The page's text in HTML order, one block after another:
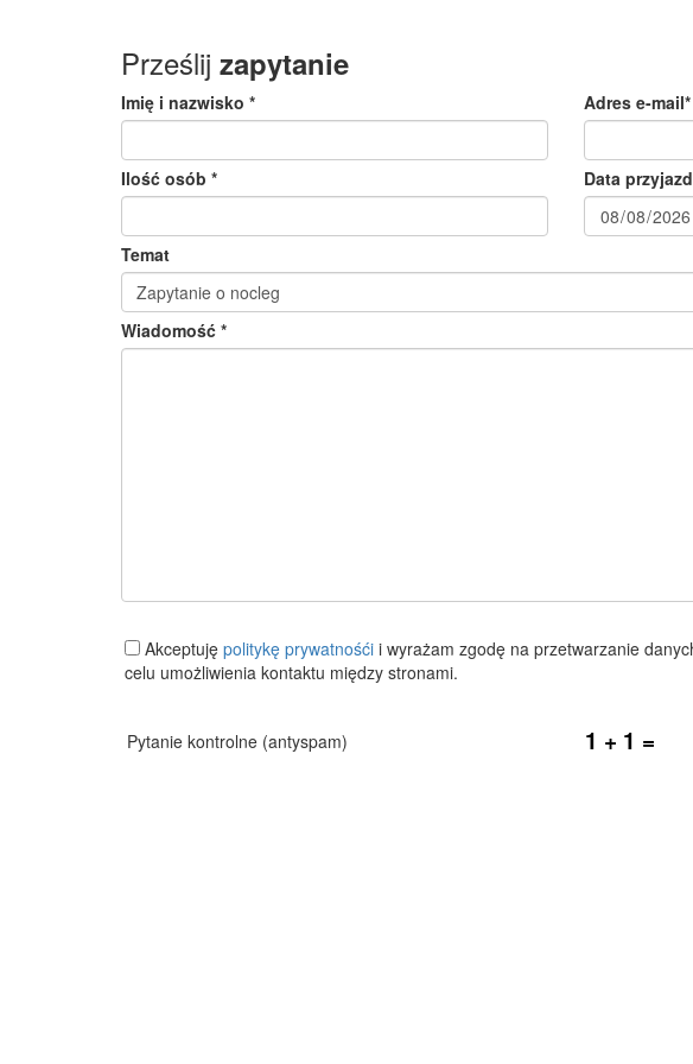
Prześlij zapytanie
Imię i nazwisko * Adres e-mail*
Ilość osób * Data
Temat
Wiadomość *
Akceptuję politykę prywatnośći i wyrażam zgodę na przetwarzanie
celu umożliwienia kontaktu między stronami.
Pytanie kontrolne (antyspam) 1 + 1 =